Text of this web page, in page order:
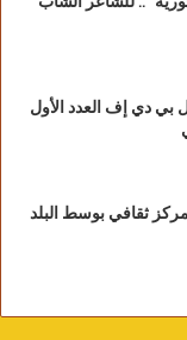
بي دي إف العدد الأول
ثقافي بوسط البلد